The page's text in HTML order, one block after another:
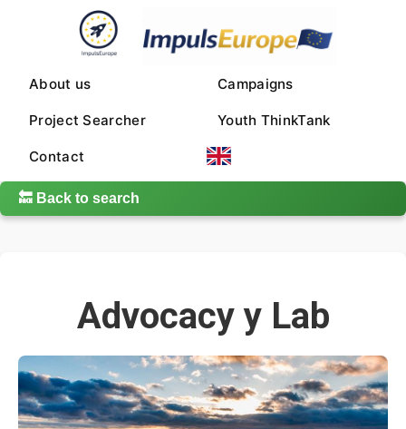
About us Campaigns
Project Searcher Youth ThinkTank
Contact
🔙 Back to search
Advocacy y Lab